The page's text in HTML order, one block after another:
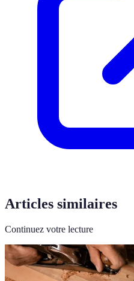
Articles similaires
Continuez votre lecture